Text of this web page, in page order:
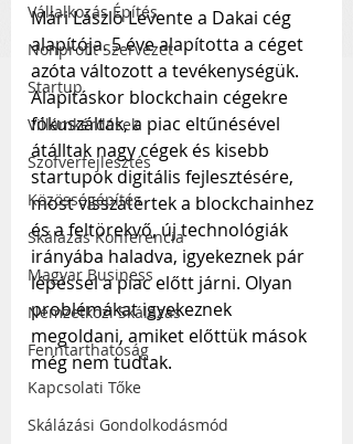
Vállalkozás Építés
Nonprofit Szervezet
Startup
Villámkérdések
Szofverfejlesztés
Közösségépítés
Skálázás Konferencia
Magyar Business
Nemzetközi Skálázás
Fenntarthatóság
Kapcsolati Tőke
Skálázási Gondolkodásmód
Mári László Levente a Dakai cég
alapítója. 5 éve alapította a céget
azóta változott a tevékenységük.
Alapításkor blockchain cégekre
fókuszáltak, a piac eltűnésével
átálltak nagy cégek és kisebb
startupok digitális fejlesztésére,
most visszatértek a blockchainhez
és a feltörekvő, új technológiák
irányába haladva, igyekeznek pár
lépéssel a piac előtt járni. Olyan
problémákat igyekeznek
megoldani, amiket előttük mások
még nem tudtak.